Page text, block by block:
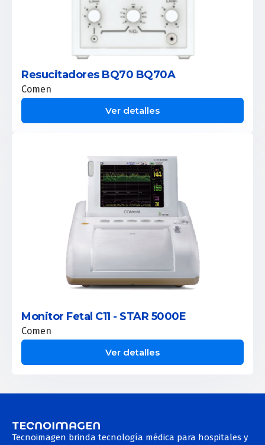
Resucitadores BQ70 BQ70A
Comen
Ver detalles
Monitor Fetal C11 - STAR 5000E
Comen
Ver detalles
Tecnoimagen brinda tecnología médica para hospitales y